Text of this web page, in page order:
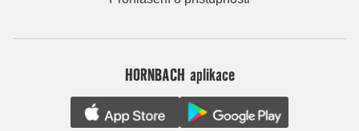
HORNBACH aplikace